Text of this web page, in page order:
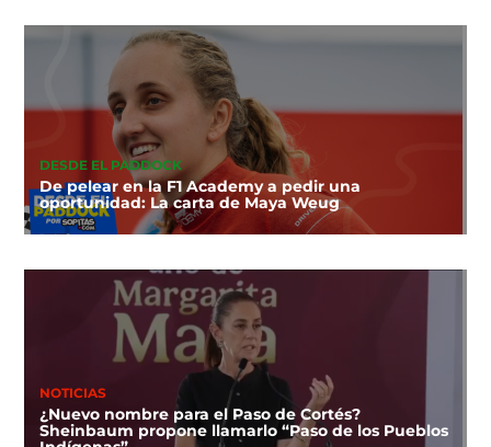
DESDE EL PADDOCK
De pelear en la F1 Academy a pedir una
oportunidad: La carta de Maya Weug
NOTICIAS
¿Nuevo nombre para el Paso de Cortés?
Sheinbaum propone llamarlo “Paso de los Pueblos